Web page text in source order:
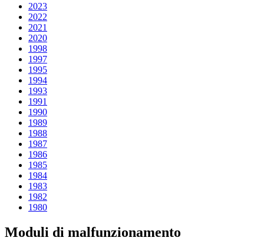
2023
2022
2021
2020
1998
1997
1995
1994
1993
1991
1990
1989
1988
1987
1986
1985
1984
1983
1982
1980
Moduli di malfunzionamento